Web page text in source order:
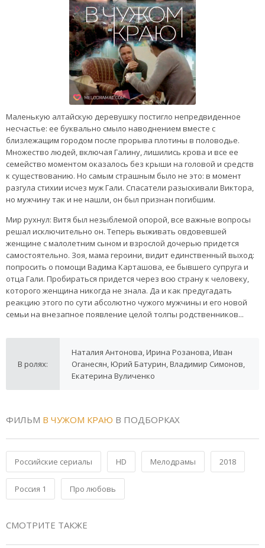
Маленькую алтайскую деревушку постигло непредвиденное
несчастье: ее буквально смыло наводнением вместе с
близлежащим городом после прорыва плотины в половодье.
Множество людей, включая Галину, лишились крова и все ее
семейство моментом оказалось без крыши на головой и средств
к существованию. Но самым страшным было не это: в момент
разгула стихии исчез муж Гали. Спасатели разыскивали Виктора,
но мужчину так и не нашли, он был признан погибшим.
Мир рухнул: Витя был незыблемой опорой, все важные вопросы
решал исключительно он. Теперь выживать овдовевшей
женщине с малолетним сыном и взрослой дочерью придется
самостоятельно. Зоя, мама героини, видит единственный выход:
попросить о помощи Вадима Карташова, ее бывшего супруга и
отца Гали. Пробираться придется через всю страну к человеку,
которого женщина никогда не знала. Да и как предугадать
реакцию этого по сути абсолютно чужого мужчины и его новой
семьи на внезапное появление целой толпы родственников...
В ролях:
Наталия Антонова, Ирина Розанова, Иван
Оганесян, Юрий Батурин, Владимир Симонов,
Екатерина Вуличенко
ФИЛЬМ В ЧУЖОМ КРАЮ В ПОДБОРКАХ
Российские сериалы HD Мелодрамы 2018
Россия 1 Про любовь
СМОТРИТЕ ТАКЖЕ